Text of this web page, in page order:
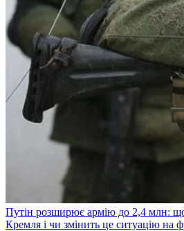
Путін розширює армію до 2,4 млн: що
Кремля і чи змінить це ситуацію на